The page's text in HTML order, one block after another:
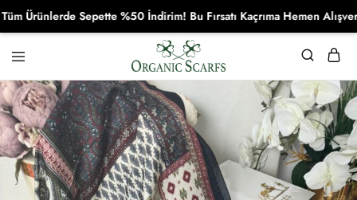
Organikscarf
Sepette %50 İndirim! Bu Fırsatı Kaçrıma Hemen Alışverişe